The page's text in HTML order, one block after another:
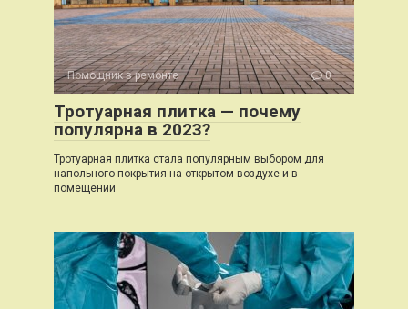
Помощник в ремонте 0
Тротуарная плитка — почему
популярна в 2023?
Тротуарная плитка стала популярным выбором для
напольного покрытия на открытом воздухе и в
помещении